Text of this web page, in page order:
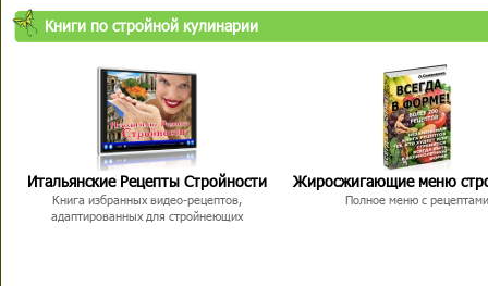
Книги по стройной кулинарии
Итальянские Рецепты Стройности
Книга избранных видео-рецептов,
адаптированных для стройнеющих
Жиросжигающие меню
Полное меню с рецептами